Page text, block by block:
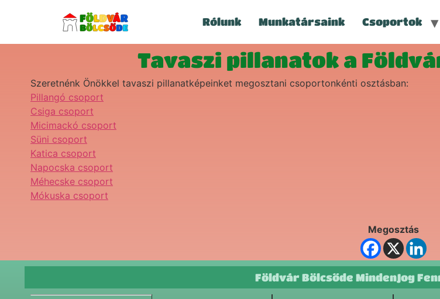
Rólunk Munkatársaink Csoportok
Tavaszi pillanatok a
Szeretnénk Önökkel tavaszi pillanatképeinket megosztani csoportonkénti osztásban:
Pillangó csoport
Csiga csoport
Micimackó csoport
Süni csoport
Katica csoport
Napocska csoport
Méhecske csoport
Mókuska csoport
Megosztás
Földvár Bölcsőde MindenJog